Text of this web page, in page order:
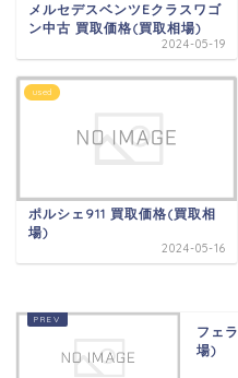
メルセデスベンツEクラスワゴ
ン中古 買取価格(買取相場)
2024-05-19
used
ポルシェ911 買取価格(買取相
場)
2024-05-16
フェ
場)